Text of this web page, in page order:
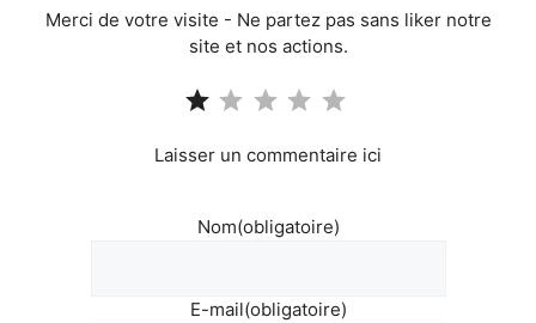
Merci de votre visite - Ne partez pas sans liker notre
site et nos actions.
Laisser un commentaire ici
Nom(obligatoire)
E-mail(obligatoire)